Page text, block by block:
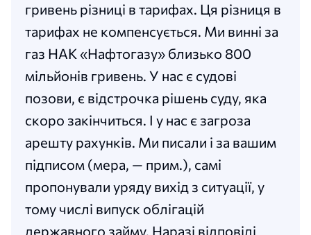
гривень різниці в тарифах. Ця різниця в
тарифах не компенсується. Ми винні за
газ НАК «Нафтогазу» близько 800
мільйонів гривень. У нас є судові
позови, є відстрочка рішень суду, яка
скоро закінчиться. І у нас є загроза
арешту рахунків. Ми писали і за вашим
підписом (мера, — прим.), самі
пропонували уряду вихід з ситуації, у
тому числі випуск облігацій
державного займу. Наразі відповіді